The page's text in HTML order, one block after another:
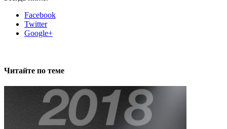
Facebook
Twitter
Google+
Читайте по теме